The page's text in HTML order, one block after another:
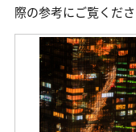
際の参考にご覧くださ